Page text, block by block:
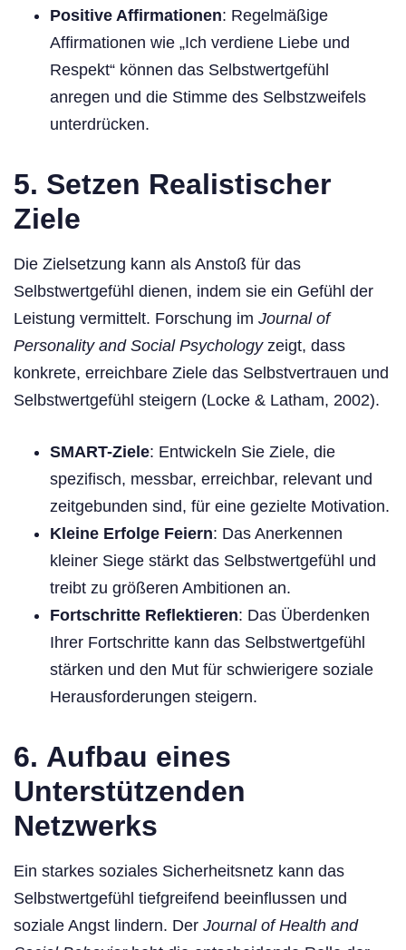
Positive Affirmationen: Regelmäßige
Affirmationen wie „Ich verdiene Liebe und
Respekt“ können das Selbstwertgefühl
anregen und die Stimme des Selbstzweifels
unterdrücken.
5. Setzen Realistischer
Ziele
Die Zielsetzung kann als Anstoß für das
Selbstwertgefühl dienen, indem sie ein Gefühl der
Leistung vermittelt. Forschung im Journal of
Personality and Social Psychologyzeigt, dass
konkrete, erreichbare Ziele das Selbstvertrauen und
Selbstwertgefühl steigern (Locke & Latham, 2002).
SMART-Ziele: Entwickeln Sie Ziele, die
spezifisch, messbar, erreichbar, relevant und
zeitgebunden sind, für eine gezielte Motivation.
Kleine Erfolge Feiern: Das Anerkennen
kleiner Siege stärkt das Selbstwertgefühl und
treibt zu größeren Ambitionen an.
Fortschritte Reflektieren: Das Überdenken
Ihrer Fortschritte kann das Selbstwertgefühl
stärken und den Mut für schwierigere soziale
Herausforderungen steigern.
6. Aufbau eines
Unterstützenden
Netzwerks
Ein starkes soziales Sicherheitsnetz kann das
Selbstwertgefühl tiefgreifend beeinflussen und
soziale Angst lindern. Der Journal of Health and